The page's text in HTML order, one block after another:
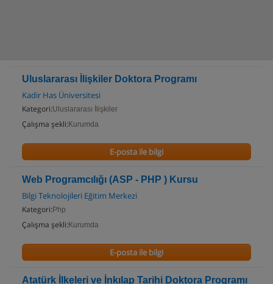
Uluslararası İlişkiler Doktora Programı
Kadir Has Üniversitesi
Kategori:Uluslararası İlişkiler
Çalışma şekli: Kurumda
E-posta ile bilgi
Web Programcılığı (ASP - PHP ) Kursu
Bilgi Teknolojileri Eğitim Merkezi
Kategori: Php
Çalışma şekli: Kurumda
E-posta ile bilgi
Atatürk İlkeleri ve İnkılap Tarihi Doktora Programı